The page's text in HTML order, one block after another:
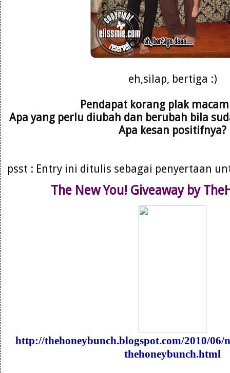
eh,silap, bertiga :)
Pendapat korang plak
Apa yang perlu diubah dan berubah bila
Apa kesan positifnya?
psst : Entry ini ditulis sebagai penyertaan
The New You! Giveaway by
http://thehoneybunch.blogspot.com/2010/06/
thehoneybunch.html